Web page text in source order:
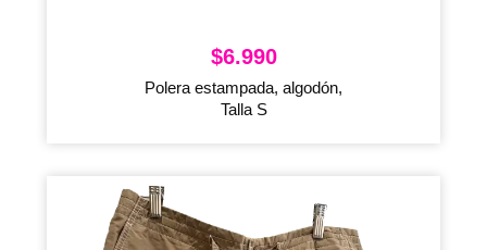
$6.990
Polera estampada, algodón,
Talla S